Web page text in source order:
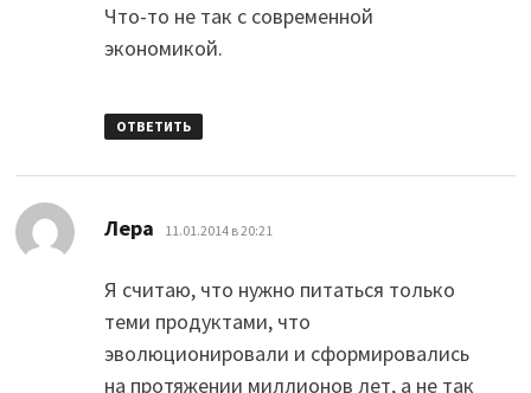
Что-то не так с современной
экономикой.
ОТВЕТИТЬ
Лера 11.01.2014 в 20:21
Я считаю, что нужно питаться только
теми продуктами, что
эволюционировали и сформировались
на протяжении миллионов лет, а не так